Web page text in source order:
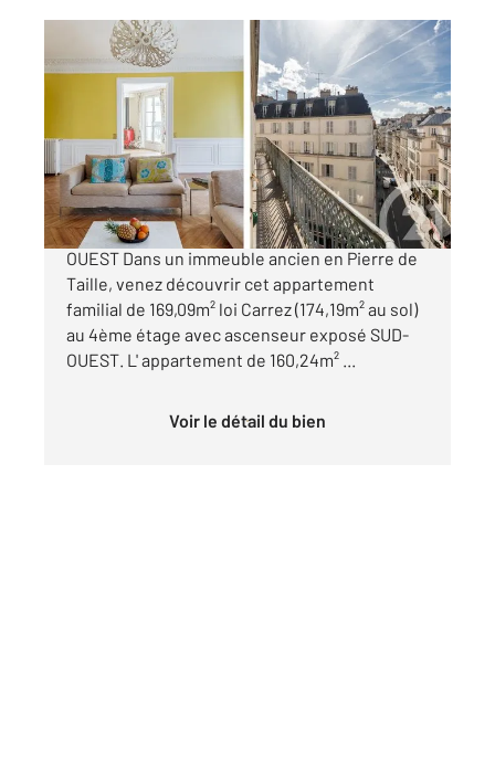
PARIS 75009
169,09 m2, 6 pièces
Ref : 574
Appartement F6 à vendre
1 950 000 €
RUE CHAPTAL - BALCON EXPOSE SUD/SUD-
OUEST Dans un immeuble ancien en Pierre de
Taille, venez découvrir cet appartement
familial de 169,09m² loi Carrez (174,19m² au sol)
au 4ème étage avec ascenseur exposé SUD-
OUEST. L' appartement de 160,24m² ...
Voir le détail du bien